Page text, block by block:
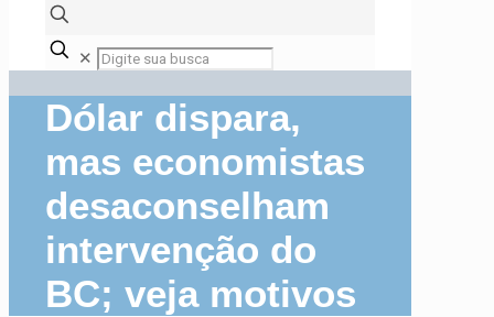
✕
Dólar dispara,
mas economistas
desaconselham
intervenção do
BC; veja motivos